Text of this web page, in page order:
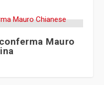
Mauro